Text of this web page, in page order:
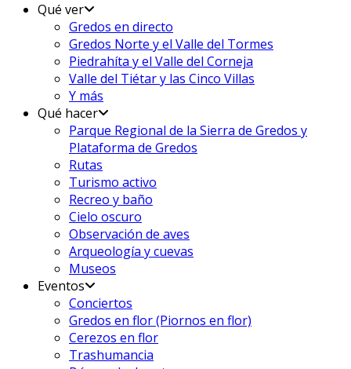
Qué ver
Gredos en directo
Gredos Norte y el Valle del Tormes
Piedrahíta y el Valle del Corneja
Valle del Tiétar y las Cinco Villas
Y más
Qué hacer
Parque Regional de la Sierra de Gredos y
Plataforma de Gredos
Rutas
Turismo activo
Recreo y baño
Cielo oscuro
Observación de aves
Arqueología y cuevas
Museos
Eventos
Conciertos
Gredos en flor (Piornos en flor)
Cerezos en flor
Trashumancia